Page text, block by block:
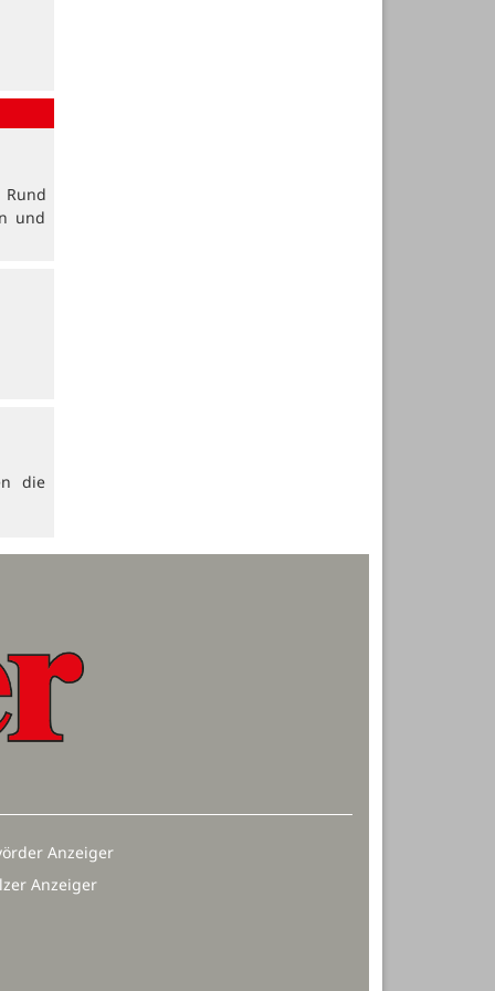
und
die
Anzeiger
Anzeiger